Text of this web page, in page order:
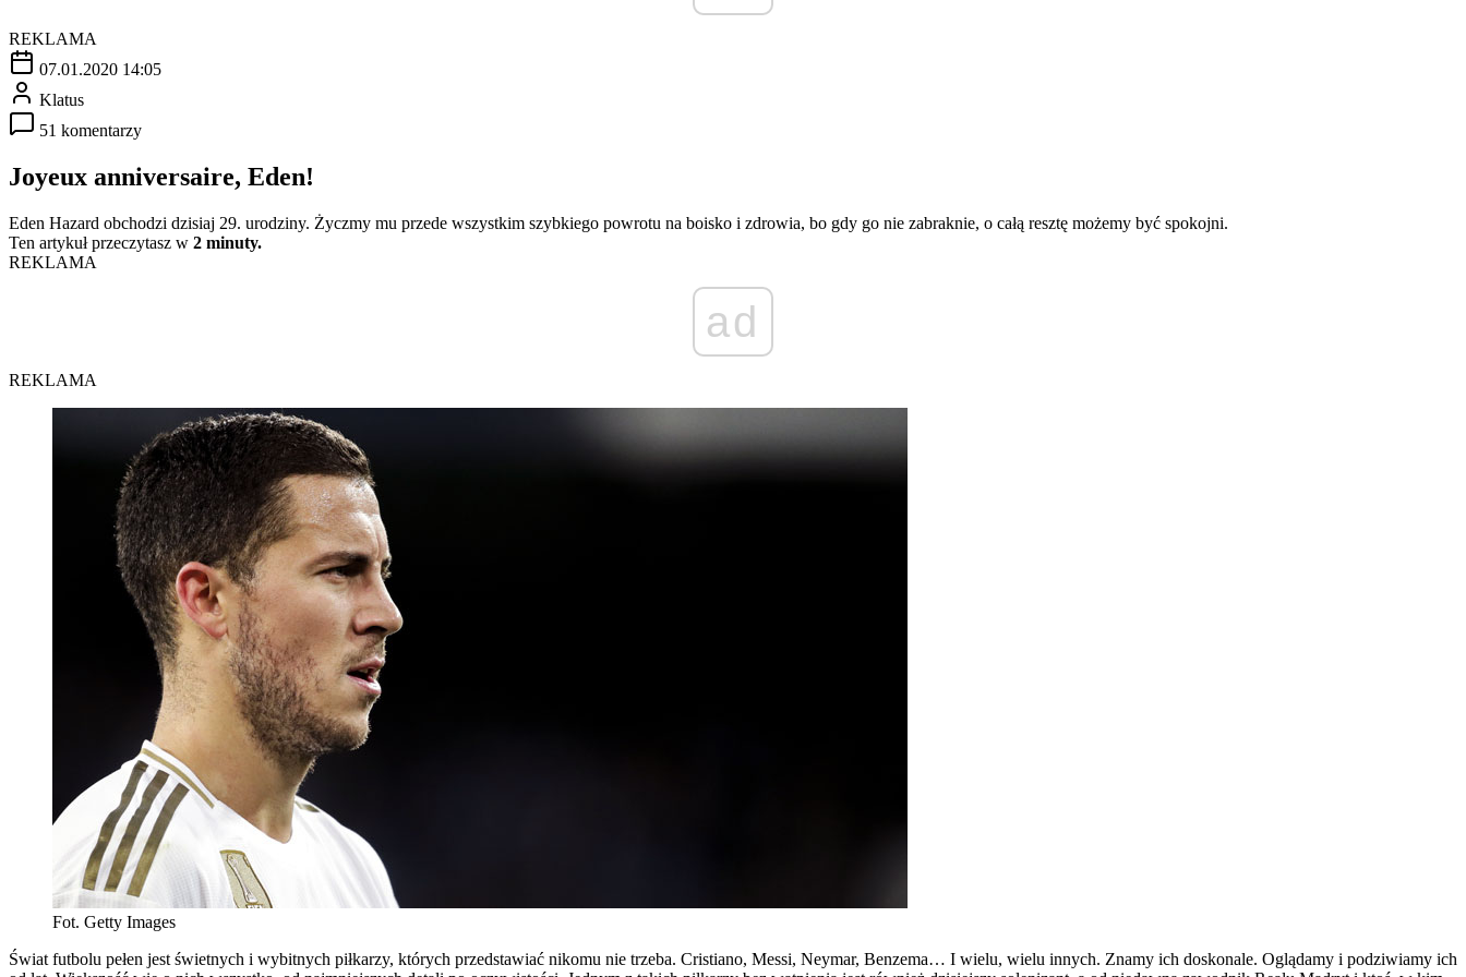
REKLAMA
07.01.2020 14:05
Klatus
51 komentarzy
Joyeux anniversaire, Eden!
Eden Hazard obchodzi dzisiaj 29. urodziny. Życzmy mu przede wszystkim szybkiego powrotu na boisko i zdrowia, bo gdy go nie zabraknie, o całą resztę możemy być spokojni.
Ten artykuł przeczytasz w 2 minuty.
REKLAMA
ad
REKLAMA
Fot. Getty Images
Świat futbolu pełen jest świetnych i wybitnych piłkarzy, których przedstawiać nikomu nie trzeba. Cristiano, Messi, Neymar, Benzema… I wielu, wielu innych. Znamy ich doskonale. Oglądamy i podziwiamy ich